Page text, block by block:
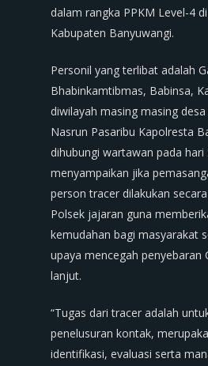
dalam rangka PPKM Level-4
Kabupaten Banyuwangi.
Personil yang terlibat adalah
Bhabinkamtibmas, Babinsa,
diwilayah masing masing
Nasrun Pasaribu Kapolresta
dihubungi wartawan pada hari
menyampaikan jika
person tracer dilakukan
Polsek jajaran guna
kemudahan bagi masyarakat
upaya mencegah penyebaran
lanjut.
“Tugas dari tracer adalah
penelusuran kontak,
identifikasi, evaluasi serta